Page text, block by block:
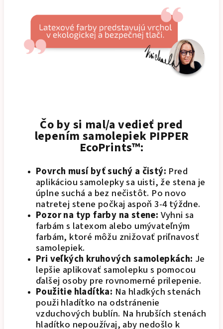
Čo by si mal/a vedieť pred
lepením samolepiek PIPPER
EcoPrints™:
Povrch musí byť suchý a čistý: Pred
aplikáciou samolepky sa uisti, že stena je
úplne suchá a bez nečistôt. Po novo
natretej stene počkaj aspoň 3-4 týždne.
Pozor na typ farby na stene: Vyhni sa
farbám s latexom alebo umývateľným
farbám, ktoré môžu znižovať priľnavosť
samolepiek.
Pri veľkých kruhových samolepkách: Je
lepšie aplikovať samolepku s pomocou
ďalšej osoby pre rovnomerné prilepenie.
Použitie hladítka: Na hladkých stenách
použi hladítko na odstránenie
vzduchových bublín. Na hrubších stenách
hladítko nepoužívaj, aby nedošlo k